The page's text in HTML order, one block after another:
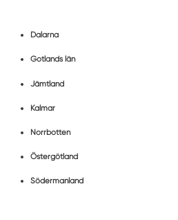
Dalarna
Gotlands län
Jämtland
Kalmar
Norrbotten
Östergötland
Södermanland